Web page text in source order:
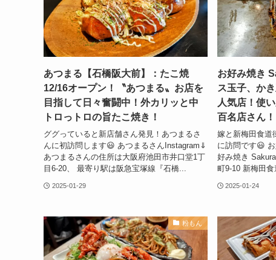
あつまる【石橋阪大前】：たこ焼
12/16オープン！〝あつまる〟お店を
目指して日々奮闘中！外カリッと中
トロっトロの旨たこ焼き！
ググっていると新店舗さん発見！あつまるさ
んに初訪問します😃 あつまるさんInstagram⇓
あつまるさんの住所は大阪府池田市井口堂1丁
目6-20、 最寄り駅は阪急宝塚線『石橋...
2025-01-29
お好み焼き
ス玉子、か
人気店！使
百名店さん！
嫁と新梅田食道
に訪問です😃
好み焼き
町9-10 新梅田
2025-01-24
粉もん